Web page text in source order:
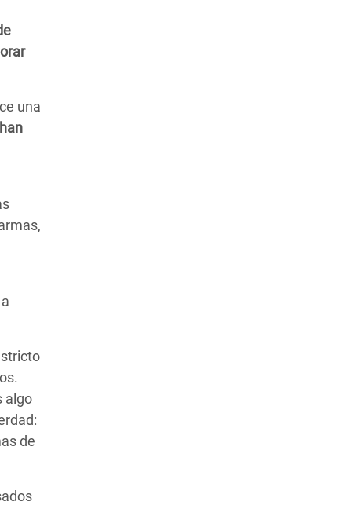
una
algo
de